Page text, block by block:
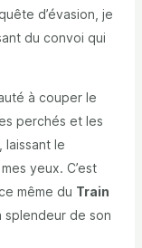
d’évasion, je
du convoi qui
à couper le
perchés et les
laissant le
yeux. C’est
même du Train
splendeur de son